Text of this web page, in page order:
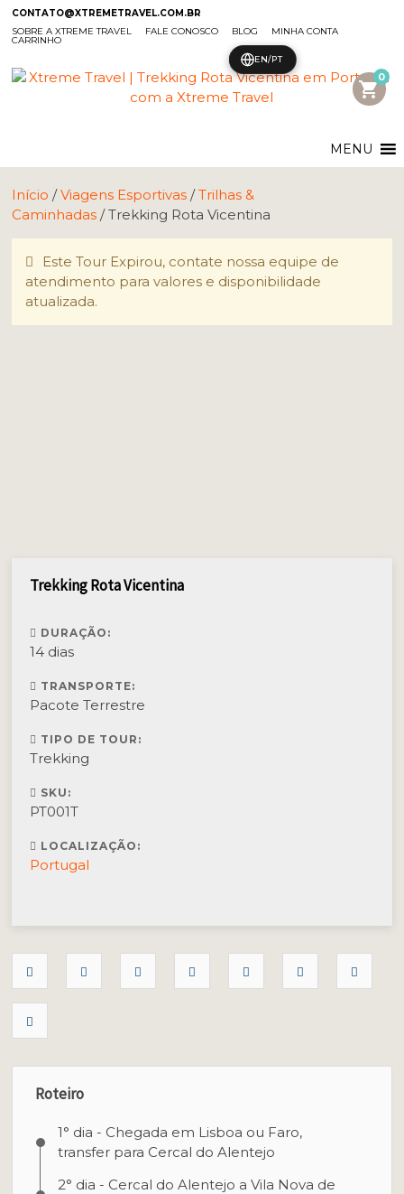
CONTATO@XTREMETRAVEL.COM.BR
SOBRE A XTREME TRAVEL
FALE CONOSCO BLOG MINHA CONTA
CARRINHO
shopping_cart
0
MENU
Início /Viagens Esportivas /Trilhas &
Caminhadas / Trekking Rota Vicentina
Este Tour Expirou, contate nossa equipe de
atendimento para valores e disponibilidade
atualizada.
Trekking Rota Vicentina
DURAÇÃO:
14 dias
TRANSPORTE:
Pacote Terrestre
TIPO DE TOUR:
Trekking
SKU:
PT001T
LOCALIZAÇÃO:
Portugal
Roteiro
1° dia - Chegada em Lisboa ou Faro,
transfer para Cercal do Alentejo
2° dia - Cercal do Alentejo a Vila Nova de
EN/PT